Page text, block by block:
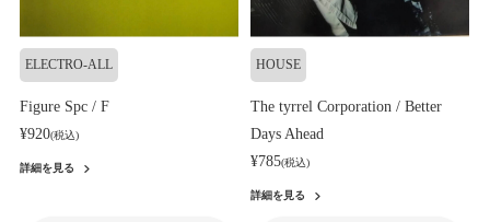
ELECTRO-ALL
Figure Spc / F
¥920(税込)
詳細を見る
HOUSE
The tyrrel Corporation / Better
Days Ahead
¥785(税込)
詳細を見る